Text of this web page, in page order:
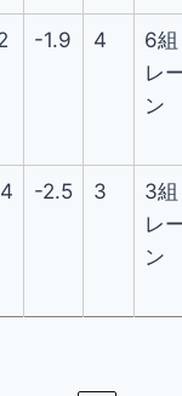
-1.9 4
6
レ
ン
-2.5 3
3
レ
ン